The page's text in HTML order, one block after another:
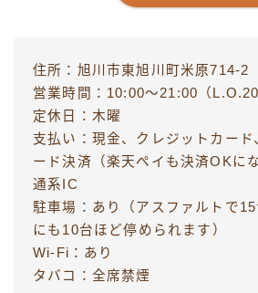
住所：旭川市東旭川町米原714-2
営業時間：10:00〜21:00（
定休日：木曜
支払い：現金、クレジットカード
ード決済（楽天ペイも決済OKに
通系IC
駐車場：あり（アスファルトで
にも10台ほど停められます）
Wi-Fi：あり
タバコ：全席禁煙